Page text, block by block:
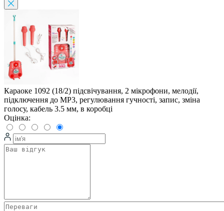
Караоке 1092 (18/2) підсвічування, 2 мікрофони, мелодії,
підключення до MP3, регулювання гучності, запис, зміна
голосу, кабель 3.5 мм, в коробці
Оцінка: